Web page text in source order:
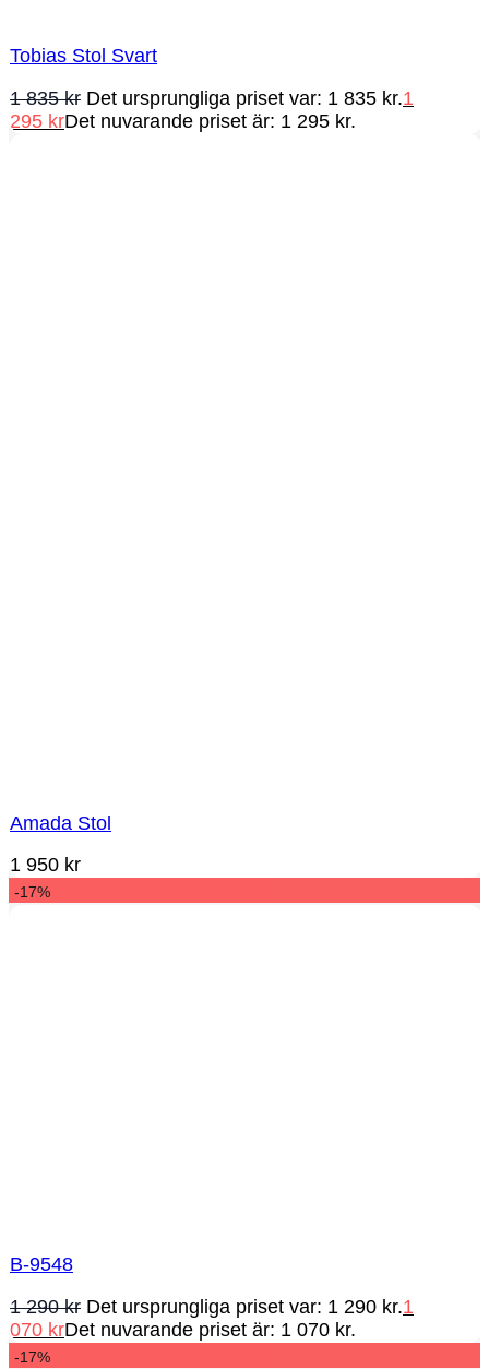
Tobias Stol Svart
1 835kr Det ursprungliga priset var: 1 835 kr.1
295 krDet nuvarande priset är: 1 295 kr.
Amada Stol
1 950 kr
-17%
B-9548
1 290kr Det ursprungliga priset var: 1 290 kr.1
070 krDet nuvarande priset är: 1 070 kr.
-17%